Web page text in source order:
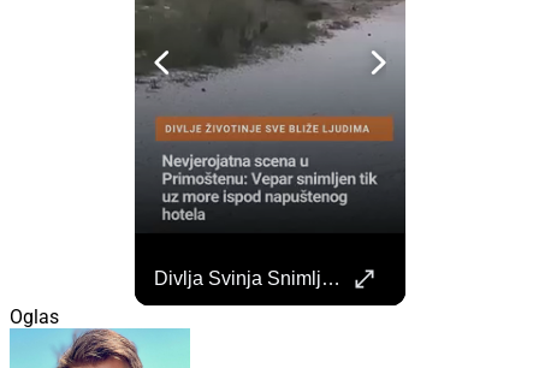
Divlja Svinja Snimljena Uz More U Primoštenu
Oglas